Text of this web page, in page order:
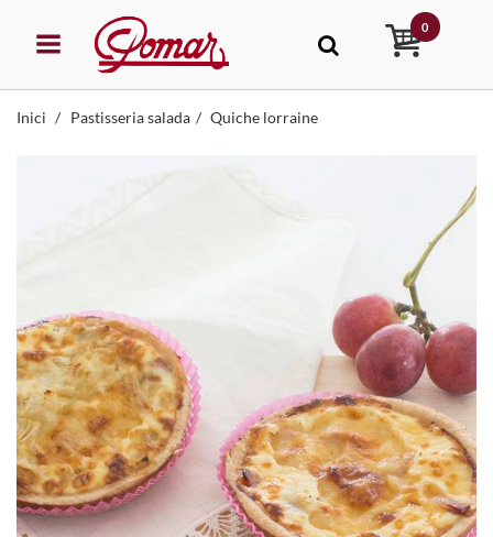
0
Inici Pastisseria salada Quiche lorraine